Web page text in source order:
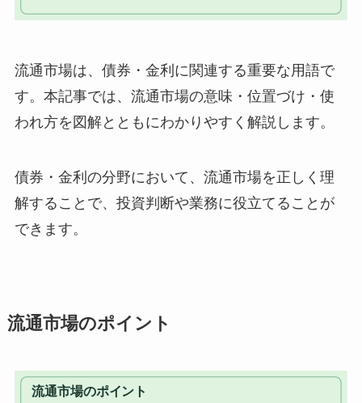
流通市場は、債券・金利に関連する重要な用語で
す。本記事では、流通市場の意味・位置づけ・使
われ方を図解とともにわかりやすく解説します。
債券・金利の分野において、流通市場を正しく理
解することで、投資判断や業務に役立てることが
できます。
流通市場のポイント